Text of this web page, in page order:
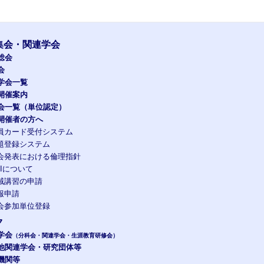
会・関連学会
会
会一覧
催案内
一覧（単位認定）
催者の方へ
カード受付システム
登録システム
発表における倫理指針
について
講習の申請
申請
参加単位登録
会 （分科会・関連学会・生涯教育研修会）
関連学会・研究団体等
関等